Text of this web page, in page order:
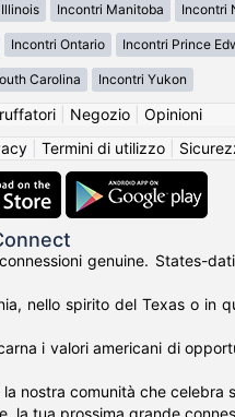
Incontri Manitoba Incontri
Incontri Ontario Incontri Prince
Carolina Incontri Yukon
| Negozio| Opinioni
Termini di utilizzo
genuine. States-
nello spirito del Texas o in
i valori americani di
nostra comunità che celebra
la tua prossima grande